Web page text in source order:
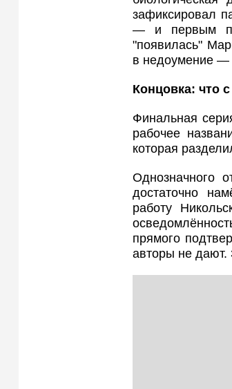
зафиксировал
— и первым
"появилась"
в недоумение —
Концовка: что
Финальная
рабочее
которая
Однозначного
достаточно
работу
прямого
авторы не дают.